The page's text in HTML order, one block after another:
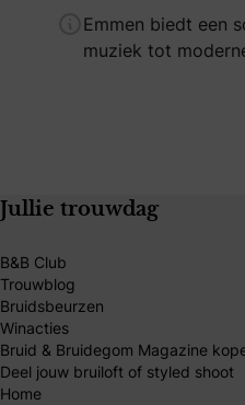
Emmen biedt een
muziek tot
Jullie trouwdag
B&B Club
Trouwblog
Bruidsbeurzen
Winacties
Bruid & Bruidegom Magazine
Deel jouw bruiloft of styled shoot
Home